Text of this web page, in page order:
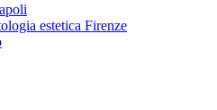
estetica Firenze